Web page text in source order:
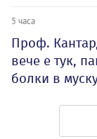
5 часа
Проф.
вече е тук,
болки в